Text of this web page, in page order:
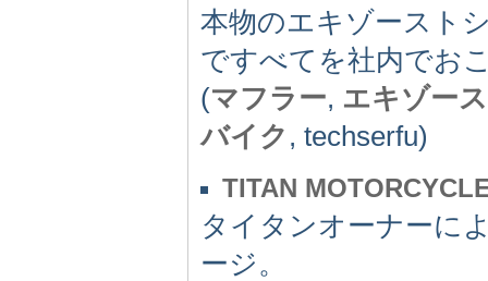
本物のエキゾースト
ですべてを社内でお
(マフラー, エキゾー
バイク , techserfu)
TITAN
タイタンオーナーに
ージ。